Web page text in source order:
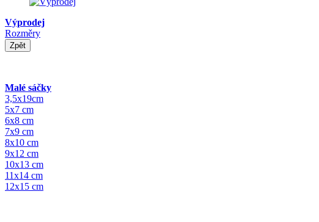
Výprodej
Rozměry
Zpět
Malé sáčky
3,5x19cm
5x7 cm
6x8 cm
7x9 cm
8x10 cm
9x12 cm
10x13 cm
11x14 cm
12x15 cm